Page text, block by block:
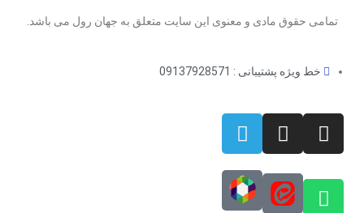
تمامی حقوق مادی و معنوی این سایت متعلق به جهان رول می باشد.
خط ویژه پشتیبانی : 09137928571